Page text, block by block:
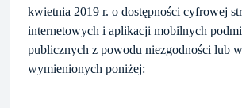
kwietnia 2019 r. o dostępności cyfrowej
internetowych i aplikacji mobilnych
publicznych z powodu niezgodności lub
wymienionych poniżej: